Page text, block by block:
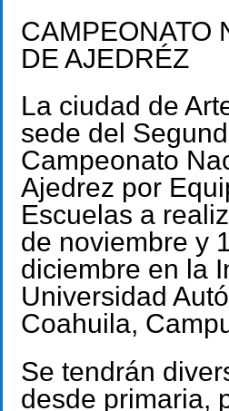
CAMPEONATO
DE AJEDRÉZ
La ciudad de
sede del
Campeonato
Ajedrez por
Escuelas a
de noviembre y
diciembre en la
Universidad
Coahuila,
Se tendrán
desde primaria,